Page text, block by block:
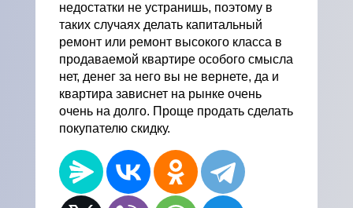
недостатки не устранишь, поэтому в
таких случаях делать капитальный
ремонт или ремонт высокого класса в
продаваемой квартире особого смысла
нет, денег за него вы не вернете, да и
квартира зависнет на рынке очень
очень на долго. Проще продать сделать
покупателю скидку.